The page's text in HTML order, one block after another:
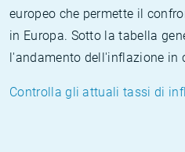
europeo che permette il
in Europa. Sotto la tabella
l'andamento dell'inflazione in
Controlla gli attuali tassi di